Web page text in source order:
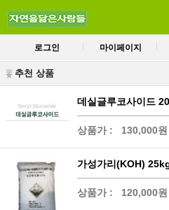
로그인 마이페이지
추천 상품
데실글루코사이드
상품가 : 130,000원
가성가리(KOH)
상품가 : 120,000원